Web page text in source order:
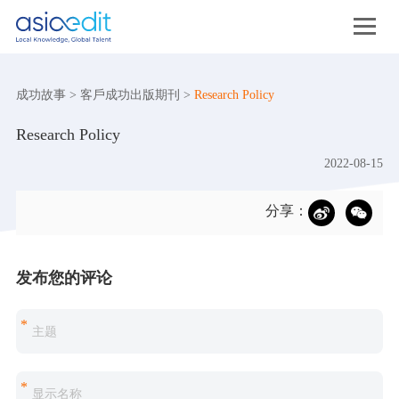
成功故事> 客戶成功出版期刊 > Research Policy
Research Policy
2022-08-15
分享：
发布您的评论
*
*